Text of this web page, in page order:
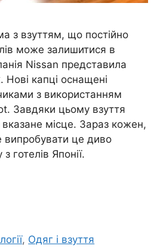
з взуттям, що постійно
може залишитися в
Nissan представила
Нові капці оснащені
з використанням
Завдяки цьому взуття
місце. Зараз кожен,
це диво
готелів Японії.
, Одяг і взуття